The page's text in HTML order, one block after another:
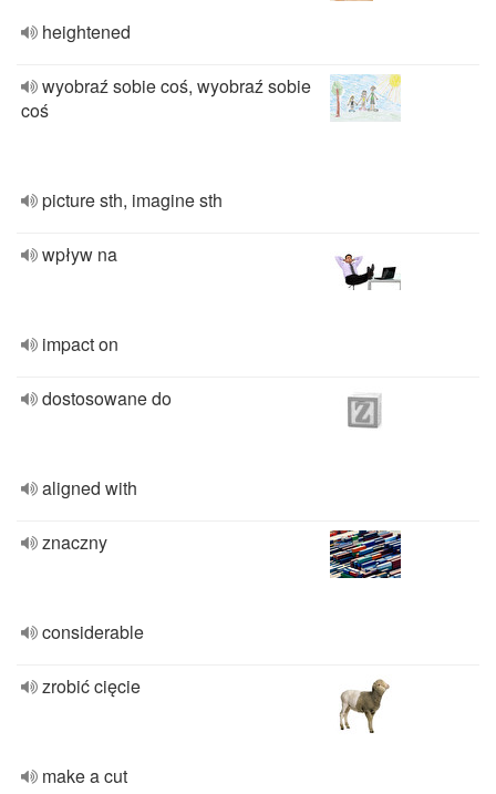
heightened
wyobraź sobie coś, wyobraź sobie
coś
picture sth, imagine sth
wpływ na
impact on
dostosowane do
aligned with
znaczny
considerable
zrobić cięcie
make a cut